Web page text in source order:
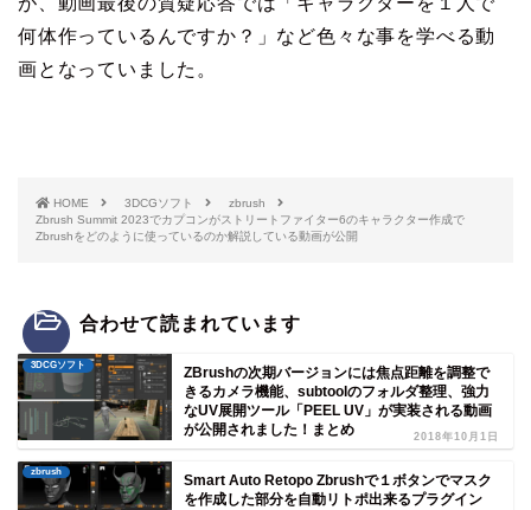
何体作っているんですか？」など色々な事を学べる動
画となっていました。
HOME 3DCGソフト
zbrush
Zbrush Summit 2023でカプコンがストリートファイター6のキャラクター作成で
Zbrushをどのように使っているのか解説している動画が公開
合わせて読まれています
3DCGソフト
ZBrushの次期バージョンには焦点距離を調整で
きるカメラ機能、subtoolのフォルダ整理、強力
なUV展開ツール「PEEL UV」が実装される動画
が公開されました！まとめ
2018年10月1日
zbrush
Smart Auto Retopo Zbrushで１ボタンでマスク
を作成した部分を自動リトポ出来るプラグイン